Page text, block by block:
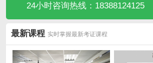
24小时咨询热线：18388124125
最新课程 实时掌握最新考证课程